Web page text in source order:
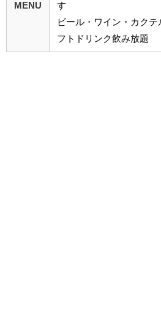
MENU
す
ビール・ワイン・カク
フトドリンク飲み放題